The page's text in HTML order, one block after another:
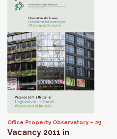
Office Property Observatory 29
Vacancy 2011 in